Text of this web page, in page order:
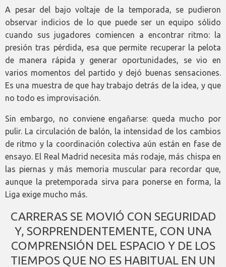
A pesar del bajo voltaje de la temporada, se pudieron
observar indicios de lo que puede ser un equipo sólido
cuando sus jugadores comiencen a encontrar ritmo: la
presión tras pérdida, esa que permite recuperar la pelota
de manera rápida y generar oportunidades, se vio en
varios momentos del partido y dejó buenas sensaciones.
Es una muestra de que hay trabajo detrás de la idea, y que
no todo es improvisación.
Sin embargo, no conviene engañarse: queda mucho por
pulir. La circulación de balón, la intensidad de los cambios
de ritmo y la coordinación colectiva aún están en fase de
ensayo. El Real Madrid necesita más rodaje, más chispa en
las piernas y más memoria muscular para recordar que,
aunque la pretemporada sirva para ponerse en forma, la
Liga exige mucho más.
CARRERAS SE MOVIÓ CON SEGURIDAD
Y, SORPRENDENTEMENTE, CON UNA
COMPRENSIÓN DEL ESPACIO Y DE LOS
TIEMPOS QUE NO ES HABITUAL EN UN